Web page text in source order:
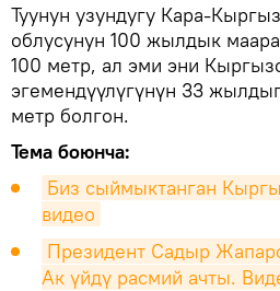
Туунун узундугу Кара-
облусунун 100 жылдык
100 метр, ал эми эни
эгемендүүлүгүнүн 33
метр болгон.
Тема боюнча:
Биз сыймыктанган
видео
Президент Садыр
Ак үйдү расмий ачты.